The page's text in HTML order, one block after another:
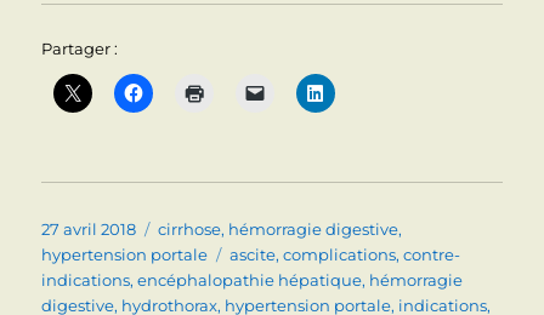
Partager :
Publié
le
27 avril 2018 Catégories
cirrhose, hémorragie digestive,
hypertension portale
Étiquettes
ascite,complications,contre-
indications,encéphalopathie hépatique, hémorragie
digestive, hydrothorax, hypertension portale, indications,